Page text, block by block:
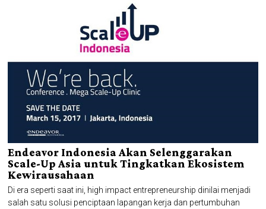
Endeavor Indonesia Akan Selenggarakan
Scale-Up Asia untuk Tingkatkan Ekosistem
Kewirausahaan
Di era seperti saat ini, high impact entrepreneurship dinilai menjadi
salah satu solusi penciptaan lapangan kerja dan pertumbuhan